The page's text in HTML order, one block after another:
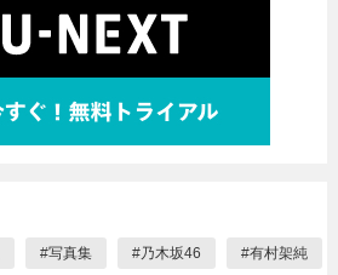
#写真集 #乃木坂46 #有村架純